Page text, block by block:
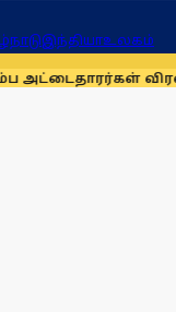
இந்தியாஉலகம்
விரல்ரேகை